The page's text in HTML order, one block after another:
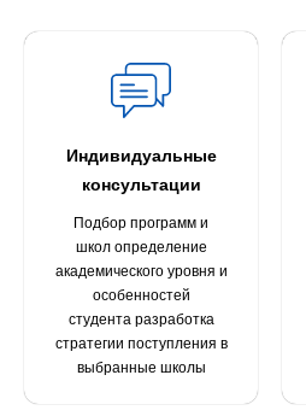
Индивидуальные
консультации
Подбор программ и
школ определение
академического уровня и
особенностей
студента разработка
стратегии поступления в
выбранные школы